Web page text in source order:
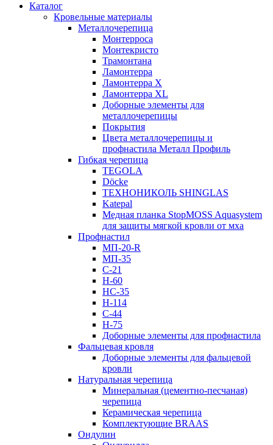
Каталог
Кровельные материалы
Металлочерепица
Монтерроса
Монтекристо
Трамонтана
Ламонтерра
Ламонтерра X
Ламонтерра XL
Доборные элементы для
металлочерепицы
Покрытия
Цвета металлочерепицы и
профнастила Металл Профиль
Гибкая черепица
TEGOLA
Döcke
ТЕХНОНИКОЛЬ SHINGLAS
Katepal
Медная планка StopMOSS Aquasystem
для защиты мягкой кровли от мха
Профнастил
МП-20-R
МП-35
С-21
Н-60
НС-35
Н-114
С-44
Н-75
Доборные элементы для профнастила
Фальцевая кровля
Доборные элементы для фальцевой
кровли
Натуральная черепица
Минеральная (цементно-песчаная)
черепица
Керамическая черепица
Комплектующие BRAAS
Ондулин